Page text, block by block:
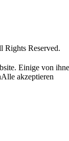
Reserved.
Einige von
Alle akzeptieren